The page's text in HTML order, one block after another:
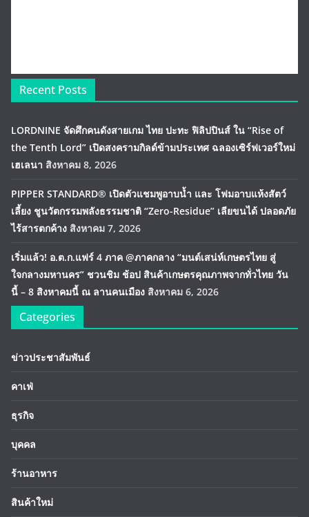
Recent Posts
LORDNINE จัดศึกคนดังสายเกม ไทย ปะทะ ฟิลิปปินส์ ใน “Rise of
the Tenth Lord” เปิดสงครามกิลด์ข้ามประเทศ ฉลองเซิร์ฟเวอร์ใหม่
เฮเลนา สิงหาคม 8, 2026
PIPPER STANDARD® เปิดตัวแชมพูอาบน้ำ และ โฟมอาบแห้งสัตว์
เลี้ยง ชูนวัตกรรมพลังธรรมชาติ “Zero-Residue” เลียขนได้ ปลอดภัย
ไร้สารตกค้าง สิงหาคม 7, 2026
เริ่มแล้ว! อ.ต.ก.แฟร์ 4 ภาค @ภาคกลาง “มนต์เสน่ห์เกษตรไทย สู่
ใจกลางมหานคร” ชวนชิม ช้อป สินค้าเกษตรคุณภาพจากทั่วไทย วัน
นี้ – 8 สิงหาคมนี้ ณ ลานคนเมือง สิงหาคม 6, 2026
Categories
ข่าวประชาสัมพันธ์
คาเฟ่
ธุรกิจ
บุคคล
ร้านอาหาร
สินค้าใหม่